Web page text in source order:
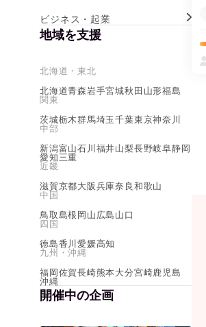
ビジネス・起業
地域を支援
北海道・東北
北海道青森岩手宮城秋田 山形福島
関東
茨城栃木群馬埼玉千葉東京神奈川
中部
新潟富山石川福井山梨長野岐阜静岡
愛知三重
近畿
滋賀京都大阪兵庫奈良和歌山
中国
鳥取島根岡山広島山口
四国
徳島香川愛媛高知
九州・沖縄
福岡佐賀長崎熊本大分宮崎鹿児島
沖縄
開催中の企画